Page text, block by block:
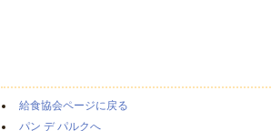
給食協会ページに戻る
パン デ パルクへ